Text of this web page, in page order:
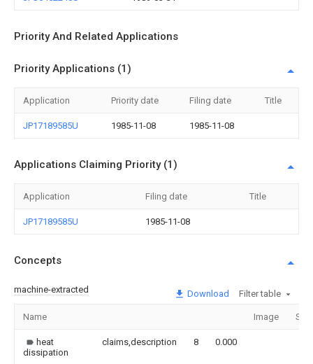
Priority And Related Applications
Priority Applications (1)
Application Priority date Filing date Title
JP17189585U 1985-11-08 1985-11-08
Applications Claiming Priority (1)
Application Filing date Title
JP17189585U 1985-11-08
Concepts
machine-extracted Download Filter table
Name Image
heat
dissipation
claims,description 8 0.000